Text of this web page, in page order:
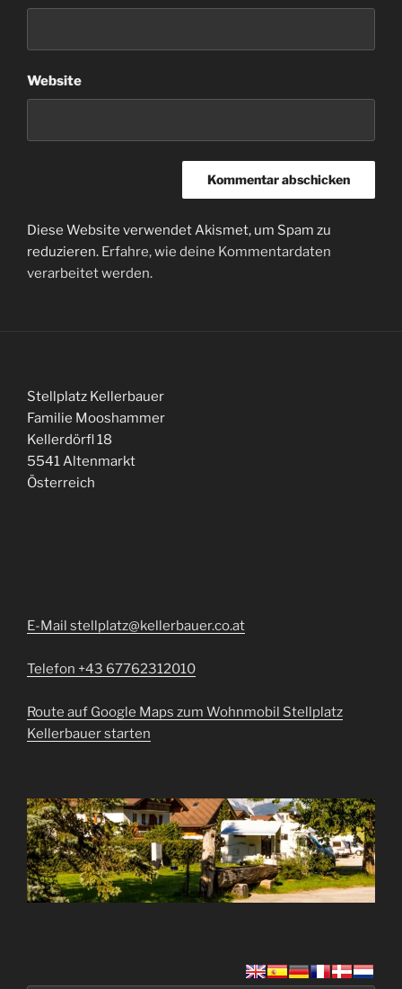
Website
Diese Website verwendet Akismet, um Spam zu
reduzieren. Erfahre, wie deine Kommentardaten
verarbeitet werden.
Stellplatz Kellerbauer
Familie Mooshammer
Kellerdörfl 18
5541 Altenmarkt
Österreich
E-Mail stellplatz@kellerbauer.co.at
Telefon +43 67762312010
Route auf Google Maps zum Wohnmobil Stellplatz
Kellerbauer starten